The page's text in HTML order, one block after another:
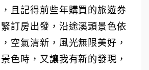
且記得前些年購買的旅遊券
訂房出發，沿途溪頭景色依
空氣清新，風光無限美好，
色時，又讓我有新的發現，